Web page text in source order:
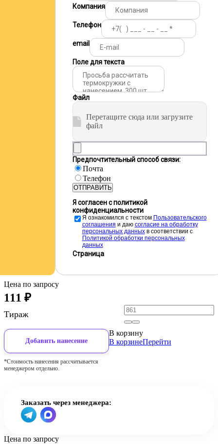
Компания
Телефон
email
Поле для текста
Файл
Перетащите сюда или загрузите
файл
Предпочтительный способ связи:
Почта
Телефон
ОТПРАВИТЬ
Я согласен с политикой
конфиденциальности
Я ознакомился с текстом Пользовательского
соглашения и даю cогласие на обработку
персональных данныхв соответствии с
Политикой обработки персональных
данных
Страница
Цена по запросу
111 ₽
Тираж
Добавить нанесение
*Стоимость нанесения рассчитывается
менеджером отдельно.
В корзину
В корзинеПерейти
Заказать через менеджера:
Цена по запросу